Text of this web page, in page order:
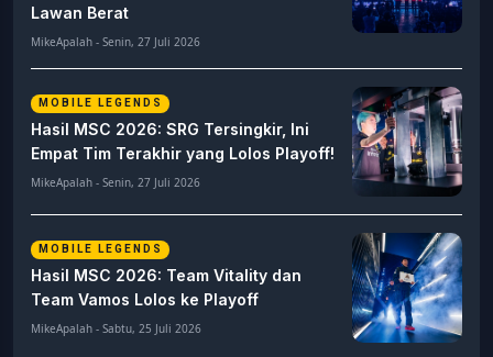
Lawan Berat
MikeApalah - Senin, 27 Juli 2026
MOBILE LEGENDS
Hasil MSC 2026: SRG Tersingkir, Ini
Empat Tim Terakhir yang Lolos Playoff!
MikeApalah - Senin, 27 Juli 2026
MOBILE LEGENDS
Hasil MSC 2026: Team Vitality dan
Team Vamos Lolos ke Playoff
MikeApalah - Sabtu, 25 Juli 2026